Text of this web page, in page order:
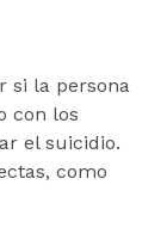
si la persona
con los
el suicidio.
como